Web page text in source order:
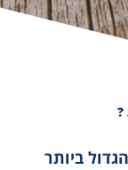
?
ביותר